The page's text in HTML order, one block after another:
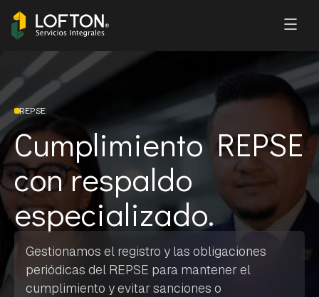
REPSE
Cumplimiento REPSE
con respaldo
especializado.
Gestionamos el registro y las obligaciones
periódicas del REPSE para mantener el
cumplimiento y evitar sanciones o